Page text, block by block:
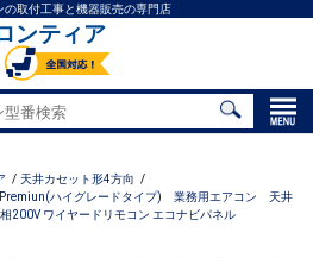
の取付工事と機器販売の専門店
ンティア
天井カセット形4方向
ハイグレードタイプ) 業務用エアコン 天井
200V ワイヤードリモコン エコナビパネル